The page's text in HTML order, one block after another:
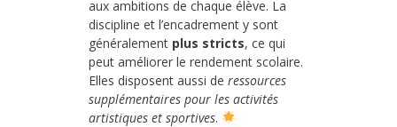
aux ambitions de chaque élève. La
discipline et l’encadrement y sont
généralement plus stricts, ce qui
peut améliorer le rendement scolaire.
Elles disposent aussi de ressources
supplémentaires pour les activités
artistiques et sportives.